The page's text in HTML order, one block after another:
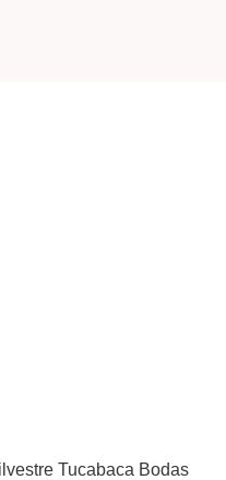
Tucabaca Bodas